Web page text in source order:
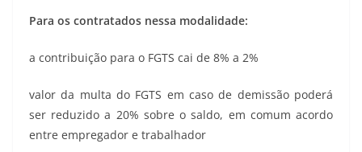
Para os contratados nessa modalidade:
a contribuição para o FGTS cai de 8% a 2%
valor da multa do FGTS em caso de demissão poderá
ser reduzido a 20% sobre o saldo, em comum acordo
entre empregador e trabalhador